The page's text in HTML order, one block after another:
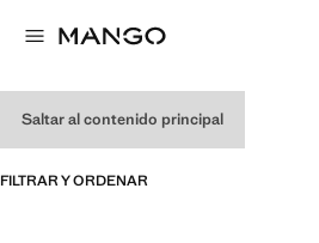
Saltar al contenido principal
FILTRAR Y ORDENAR